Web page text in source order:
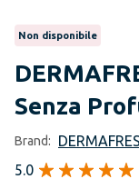
Non disponibile
Senza
Brand:
5.0